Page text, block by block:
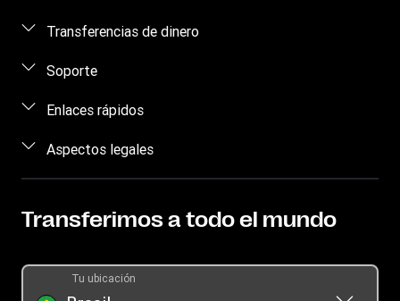
Transferencias de dinero
Enviar dinero
Dónde Encontrarnos
Aplicación móvil
Convertidor de moneda
Soporte
Concienciación sobre el fraude
Enlaces rápidos
Iniciar sesión
Regístrate
Oficina de prensa
Promoción
Aspectos legales
Términos de servicio
Términos y condiciones
Transferimos a todo el mundo
Tu ubicación